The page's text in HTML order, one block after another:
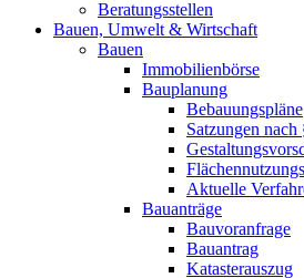
Beratungsstellen
Bauen, Umwelt & Wirtschaft
Bauen
Immobilienbörse
Bauplanung
Bebauungspläne
Satzungen
Aktuelle
Bauanträge
Bauvoranfrage
Bauantrag
Katasterauszug